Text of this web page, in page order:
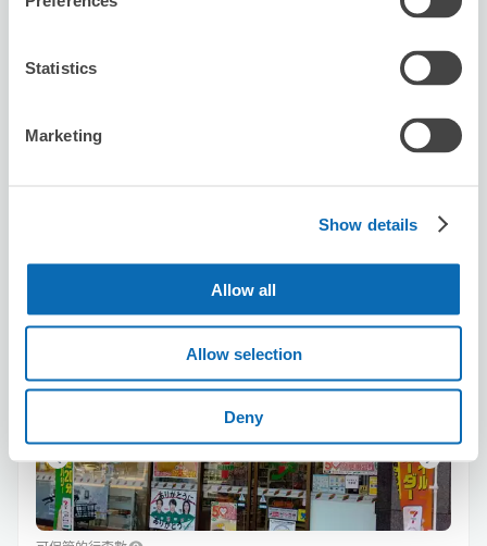
Statistics
Marketing
Show details
Allow all
Allow selection
Deny
行李箱尺寸
8/8 六 8/14五
Seven-Eleven Osaka Temma 1-chome
00:00〜00:00